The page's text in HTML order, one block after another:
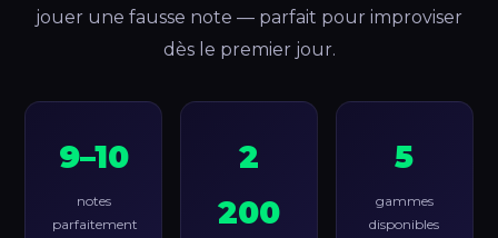
jouer une fausse note — parfait pour improviser
dès le premier jour.
9–10
notes
parfaitement
2
200
5
gammes
disponibles